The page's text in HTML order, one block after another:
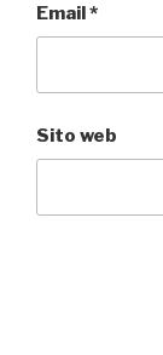
Email*
Sito web